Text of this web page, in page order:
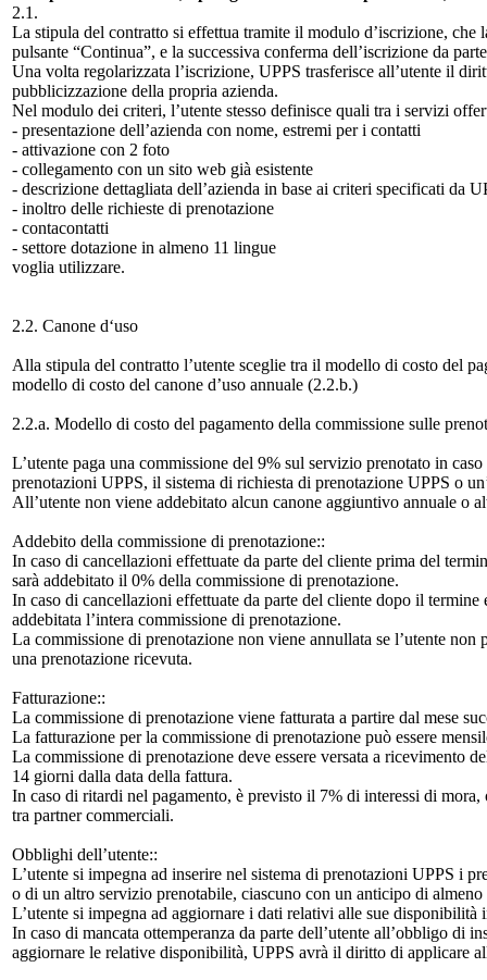
2.1.
La stipula del contratto si effettua tramite il modulo d’iscrizione,
pulsante “Continua”, e la successiva conferma dell’iscrizione da
Una volta regolarizzata l’iscrizione, UPPS trasferisce all’utente il
pubblicizzazione della propria azienda.
Nel modulo dei criteri, l’utente stesso definisce quali tra i servizi
- presentazione dell’azienda con nome, estremi per i contatti
- attivazione con 2 foto
- collegamento con un sito web già esistente
- descrizione dettagliata dell’azienda in base ai criteri specificati da
- inoltro delle richieste di prenotazione
- contacontatti
- settore dotazione in almeno 11 lingue
voglia utilizzare.
2.2. Canone d‘uso
Alla stipula del contratto l’utente sceglie tra il modello di costo del
modello di costo del canone d’uso annuale (2.2.b.)
2.2.a. Modello di costo del pagamento della commissione sulle
L’utente paga una commissione del 9% sul servizio prenotato in
prenotazioni UPPS, il sistema di richiesta di prenotazione UPPS o
All’utente non viene addebitato alcun canone aggiuntivo annuale o
Addebito della commissione di prenotazione::
In caso di cancellazioni effettuate da parte del cliente prima del
sarà addebitato il 0% della commissione di prenotazione.
In caso di cancellazioni effettuate da parte del cliente dopo il
addebitata l’intera commissione di prenotazione.
La commissione di prenotazione non viene annullata se l’utente
una prenotazione ricevuta.
Fatturazione::
La commissione di prenotazione viene fatturata a partire dal mese
La fatturazione per la commissione di prenotazione può essere
La commissione di prenotazione deve essere versata a ricevimento
14 giorni dalla data della fattura.
In caso di ritardi nel pagamento, è previsto il 7% di interessi di
tra partner commerciali.
Obblighi dell’utente::
L’utente si impegna ad inserire nel sistema di prenotazioni UPPS i
o di un altro servizio prenotabile, ciascuno con un anticipo di
L’utente si impegna ad aggiornare i dati relativi alle sue disponibilità
In caso di mancata ottemperanza da parte dell’utente all’obbligo di
aggiornare le relative disponibilità, UPPS avrà il diritto di applicare